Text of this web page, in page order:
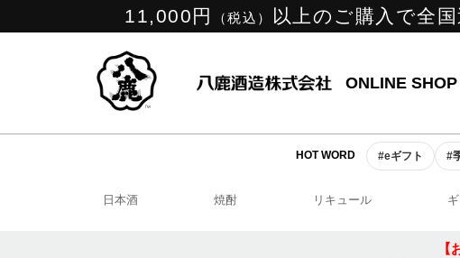
11,000円 （税込） 以上のご購入で全
ONLINE SHOP
HOT WORD #eギフト #
日本酒 焼酎 リキュール